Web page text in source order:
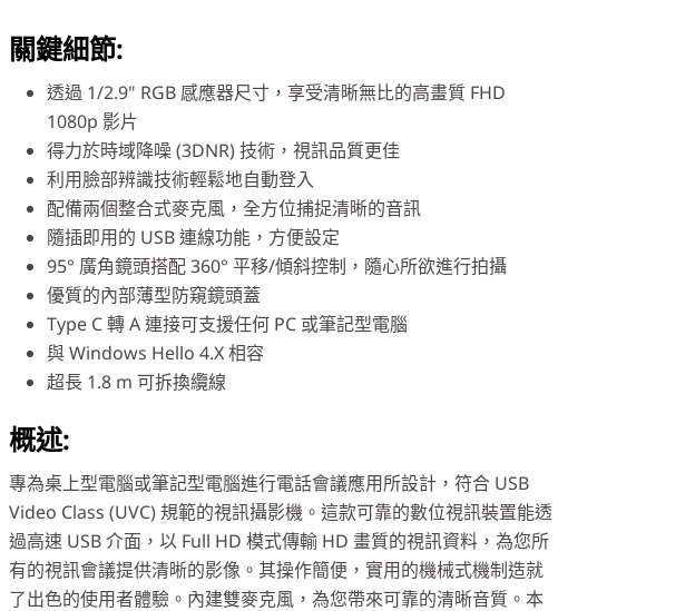
關鍵細節:
透過 1/2.9" RGB 感應器尺寸，享受清晰無比的高畫質 FHD
1080p 影片
得力於時域降噪 (3DNR) 技術，視訊品質更佳
利用臉部辨識技術輕鬆地自動登入
配備兩個整合式麥克風，全方位捕捉清晰的音訊
隨插即用的 USB 連線功能，方便設定
95° 廣角鏡頭搭配 360° 平移/傾斜控制，隨心所欲進行拍攝
優質的內部薄型防窺鏡頭蓋
Type C 轉 A 連接可支援任何 PC 或筆記型電腦
與 Windows Hello 4.X 相容
超長 1.8 m 可拆換纜線
概述:
專為桌上型電腦或筆記型電腦進行電話會議應用所設計，符合 USB
Video Class (UVC) 規範的視訊攝影機。這款可靠的數位視訊裝置能透
過高速 USB 介面，以 Full HD 模式傳輸 HD 畫質的視訊資料，為您所
有的視訊會議提供清晰的影像。其操作簡便，實用的機械式機制造就
了出色的使用者體驗。內建雙麥克風，為您帶來可靠的清晰音質。本